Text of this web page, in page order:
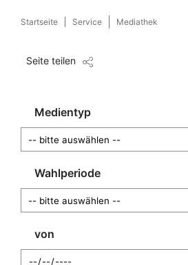
Startseite Service Mediathek
Seite teilen
Medientyp
Wahlperiode
von